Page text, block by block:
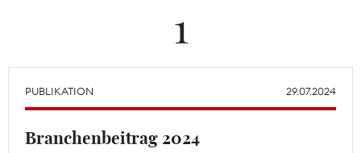
Mitgliederbereich
1
PUBLIKATION 29.07.2024
Branchenbeitrag 2024